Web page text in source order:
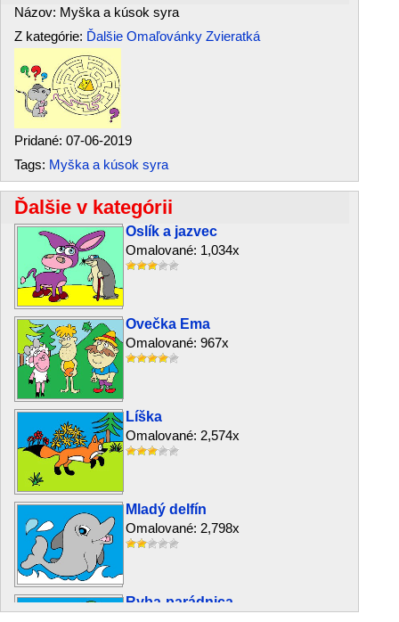
Názov: Myška a kúsok syra
Z kategórie: Ďalšie Omaľovánky Zvieratká
Pridané: 07-06-2019
Tags: Myška a kúsok syra
Ďalšie v kategórii
Oslík a jazvec
Omalované: 1,034x
Ovečka Ema
Omalované: 967x
Líška
Omalované: 2,574x
Mladý delfín
Omalované: 2,798x
Ryba-parádnica